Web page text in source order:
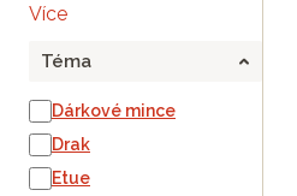
Více
Téma
Dárkové mince
Drak
Etue